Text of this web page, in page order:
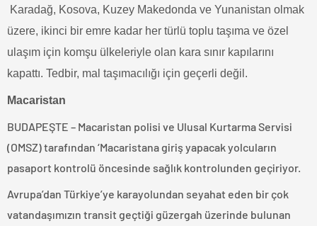
Karadağ, Kosova, Kuzey Makedonda ve Yunanistan olmak
üzere, ikinci bir emre kadar her türlü toplu taşıma ve özel
ulaşım için komşu ülkeleriyle olan kara sınır kapılarını
kapattı. Tedbir, mal taşımacılığı için geçerli değil.
Macaristan
BUDAPEŞTE – Macaristan polisi ve Ulusal Kurtarma Servisi
(OMSZ) tarafından ‘Macaristana giriş yapacak yolcuların
pasaport kontrolü öncesinde sağlık kontrolunden geçiriyor.
Avrupa’dan Türkiye’ye karayolundan seyahat eden bir çok
vatandaşımızın transit geçtiği güzergah üzerinde bulunan